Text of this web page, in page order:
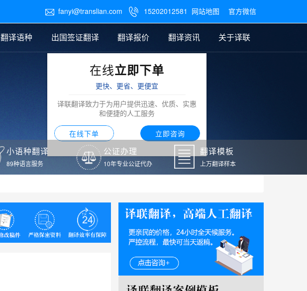
 fanyi@translian.com  15202012581 网站地图 官方微信
图纸翻译
翻译语种 出国签证翻译 翻译报价
笔译翻译报价
翻译资讯
公证样本
关于译联
在线立即下单
更快、更省、更便宜
译联翻译致力于为用户提供迅速、优质、实惠
和便捷的人工服务
在线下单 立即咨询
小语种翻译
89种语言服务
公证办理
10年专业公证代办
翻译模板
上万翻译样本